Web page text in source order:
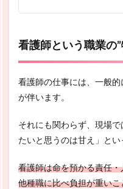
看護師という職業の
看護師の仕事には、一般
が伴います。
それにも関わらず、現場
たいと思うのは甘え」とい
看護師は命を預かる責任
他種職に比べ負担が重いこ